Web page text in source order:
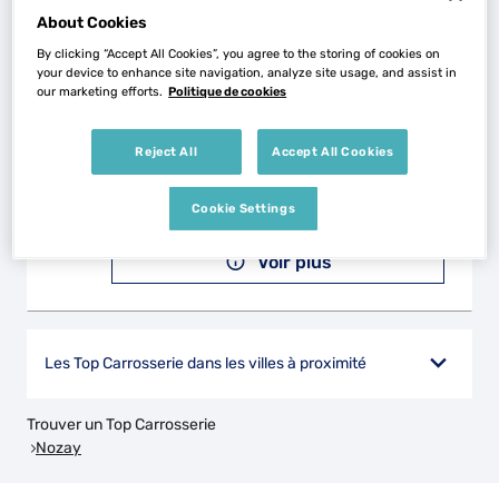
Zac des Tunieres
44119 GRANDCHAMP DES FONTAINES
Fermé aujourd'hui
Téléphone
Voir plus
Les Top Carrosserie dans les villes à proximité
Trouver un Top Carrosserie
Nozay
About Cookies
By clicking “Accept All Cookies”, you agree to the storing of cookies on
your device to enhance site navigation, analyze site usage, and assist in
our marketing efforts. Politique de cookies
Reject All Accept All Cookies
Cookie Settings